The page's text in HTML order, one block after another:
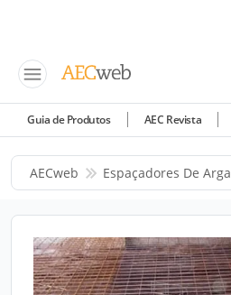
Guia de Produtos AEC Revista
AECweb Espaçadores De